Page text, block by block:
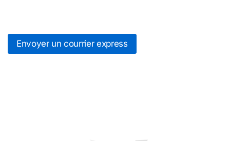
Envoyer un courrier express